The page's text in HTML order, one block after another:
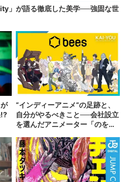
」が語る徹底した美学──強固な世
“インディーアニメ“の足跡と、
自分がやるべきこと──会社設立
を選んだアニメーター「のを